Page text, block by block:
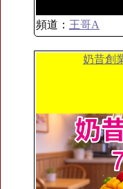
頻道： 王哥A
奶昔創